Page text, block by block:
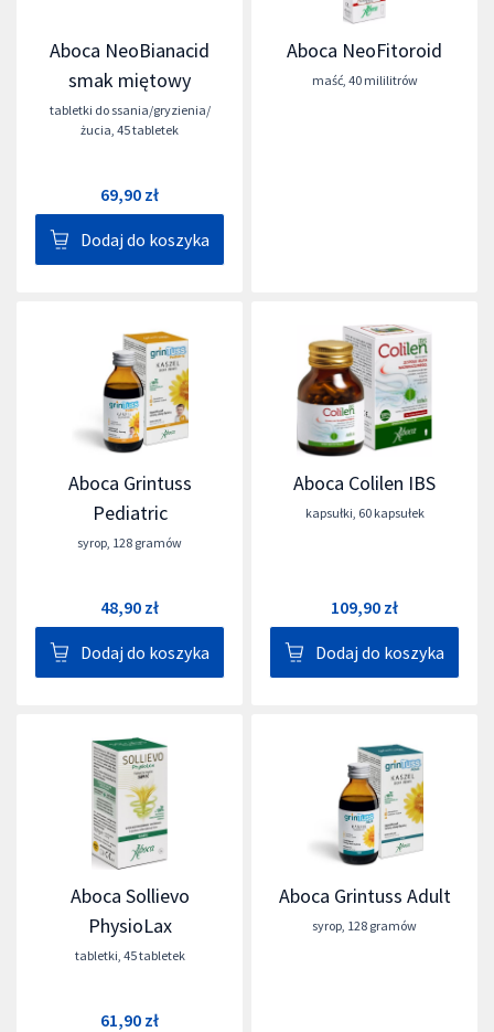
Aboca NeoBianacid
smak miętowy
tabletki do ssania/gryzienia/
żucia, 45 tabletek
69,90 zł
Dodaj do koszyka
Aboca NeoFitoroid
maść, 40 mililitrów
Aboca Grintuss
Pediatric
syrop, 128 gramów
48,90 zł
Dodaj do koszyka
Aboca Colilen IBS
kapsułki, 60 kapsułek
109,90 zł
Dodaj do koszyka
Aboca Sollievo
PhysioLax
tabletki, 45 tabletek
61,90 zł
Aboca Grintuss Adult
syrop, 128 gramów